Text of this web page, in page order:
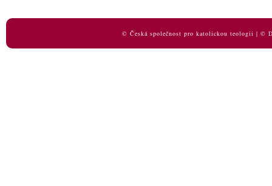
© Česká společnost pro katolickou teologii | ©